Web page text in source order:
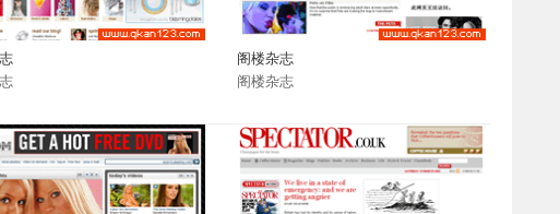
阁楼杂志
阁楼杂志